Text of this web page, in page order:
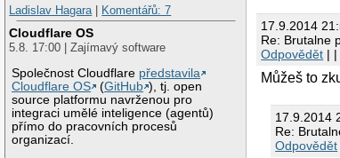
Ladislav Hagara
Komentářů: 7
Cloudflare OS
5.8. 17:00 | Zajímavý software
Společnost Cloudflare představila
Cloudflare OS
(GitHub ), tj. open
source platformu navrženou pro
integraci umělé inteligence (agentů)
přímo do pracovních procesů
organizací.
17.9.2014
Re: Brutalne
Odpovědět |
Můžeš to
17.9.2014
Re:
Odpovědět